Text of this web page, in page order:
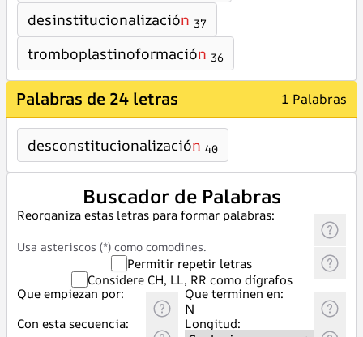
desinstitucionalización 37
tromboplastinoformación 36
Palabras de 24 letras 1 Palabras
desconstitucionalización 40
Buscador de Palabras
Reorganiza estas letras para formar palabras:
Usa asteriscos (*) como comodines.
Permitir repetir letras
Considere CH, LL, RR como dígrafos
Que empiezan por:
Que terminen en:
Con esta secuencia:
Longitud: